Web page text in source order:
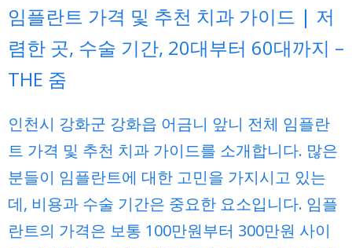
임플란트 가격 및 추천 치과 가이드 | 저
렴한 곳, 수술 기간, 20대부터 60대까지 –
THE 줌
인천시 강화군 강화읍 어금니 앞니 전체 임플란
트 가격 및 추천 치과 가이드를 소개합니다. 많은
분들이 임플란트에 대한 고민을 가지시고 있는
데, 비용과 수술 기간은 중요한 요소입니다. 임플
란트의 가격은 보통 100만원부터 300만원 사이